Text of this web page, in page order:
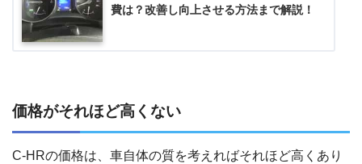
費は？改善し向上させる方法まで解説！
価格がそれほど高くない
C-HRの価格は、車自体の質を考えればそれほど高くあり